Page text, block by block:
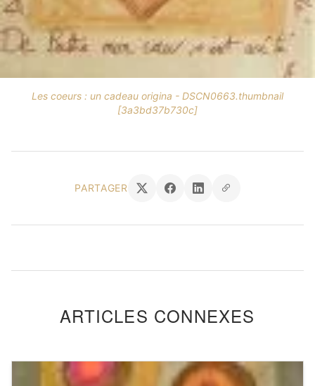
Les coeurs : un cadeau origina - DSCN0663.thumbnail
[3a3bd37b730c]
PARTAGER
ARTICLES CONNEXES